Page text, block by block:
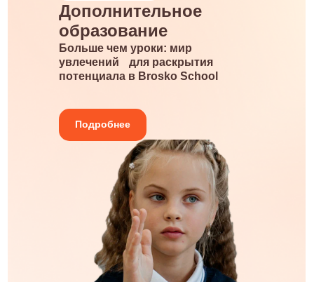
Дополнительное
образование
Больше чем уроки: мир
увлечений для раскрытия
потенциала в Brosko School
Подробнее